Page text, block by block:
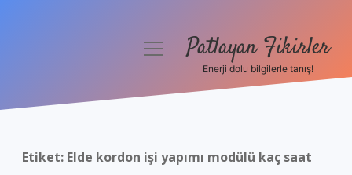
menüyüPatlayan Fikirler
Enerji dolu bilgilerle tanış!
Etiket: Elde kordon işi yapımı modülü kaç saat